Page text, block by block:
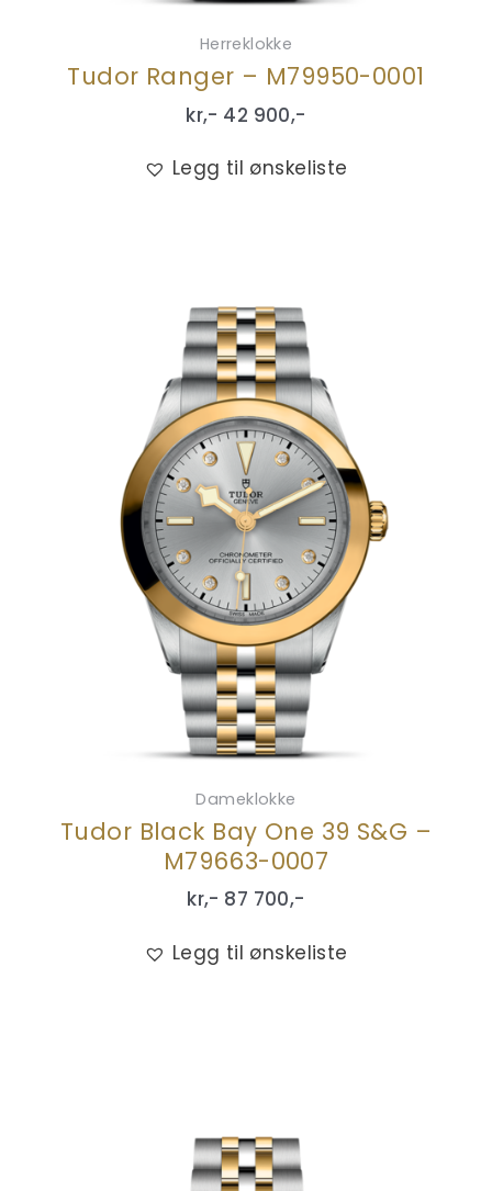
Herreklokke
Tudor Ranger – M79950-0001
kr,- 42 900,-
Legg til ønskeliste
Dameklokke
Tudor Black Bay One 39 S&G –
M79663-0007
kr,- 87 700,-
Legg til ønskeliste